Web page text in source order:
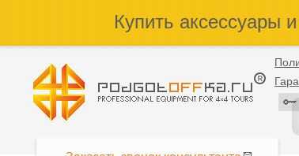
Купить аксессуары